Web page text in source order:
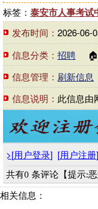
标签： 泰安市人事考试
发布时间： 2026-06-
信息分类： 招聘
信息管理： 刷新信息
信息说明： 此信息由
>[用户登录] [用户注册]
共有0 条评论【提示:
相关信息：